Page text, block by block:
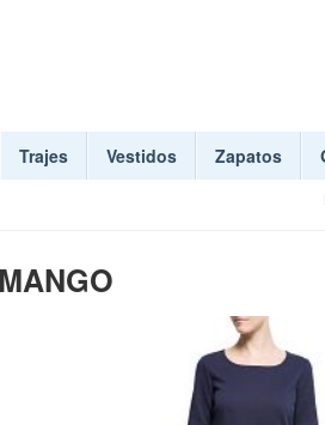
Trajes Vestidos Zapatos